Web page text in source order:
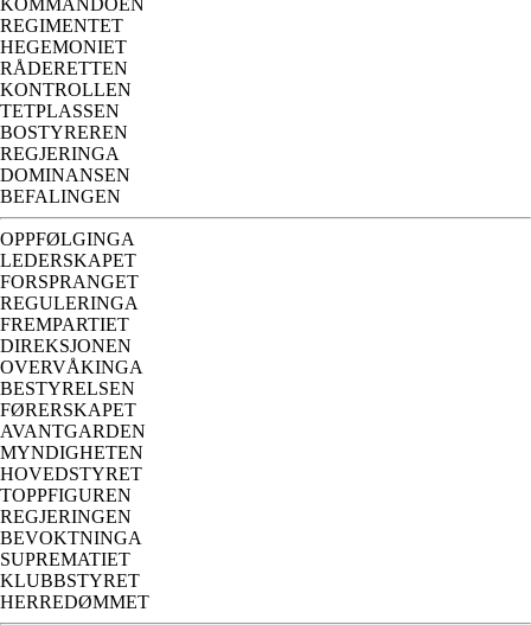
REGIMENTET
HEGEMONIET
RÅDERETTEN
KONTROLLEN
TETPLASSEN
BOSTYREREN
REGJERINGA
DOMINANSEN
BEFALINGEN
OPPFØLGINGA
LEDERSKAPET
FORSPRANGET
REGULERINGA
FREMPARTIET
DIREKSJONEN
OVERVÅKINGA
BESTYRELSEN
FØRERSKAPET
AVANTGARDEN
MYNDIGHETEN
HOVEDSTYRET
TOPPFIGUREN
REGJERINGEN
BEVOKTNINGA
SUPREMATIET
KLUBBSTYRET
HERREDØMMET